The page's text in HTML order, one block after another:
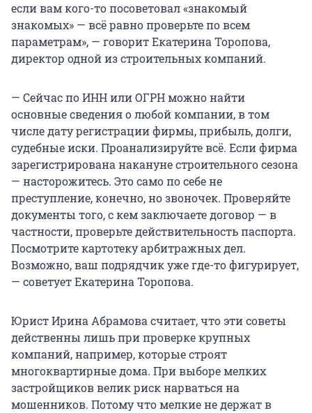
если вам кого-то посоветовал «знакомый
знакомых» — всё равно проверьте по всем
параметрам», — говорит Екатерина Торопова,
директор одной из строительных компаний.
— Сейчас по ИНН или ОГРН можно найти
основные сведения о любой компании, в том
числе дату регистрации фирмы, прибыль, долги,
судебные иски. Проанализируйте всё. Если фирма
зарегистрирована накануне строительного сезона
— насторожитесь. Это само по себе не
преступление, конечно, но звоночек. Проверяйте
документы того, с кем заключаете договор — в
частности, проверьте действительность паспорта.
Посмотрите картотеку арбитражных дел.
Возможно, ваш подрядчик уже где-то фигурирует,
— советует Екатерина Торопова.
Юрист Ирина Абрамова считает, что эти советы
действенны лишь при проверке крупных
компаний, например, которые строят
многоквартирные дома. При выборе мелких
застройщиков велик риск нарваться на
мошенников. Потому что мелкие не держат в